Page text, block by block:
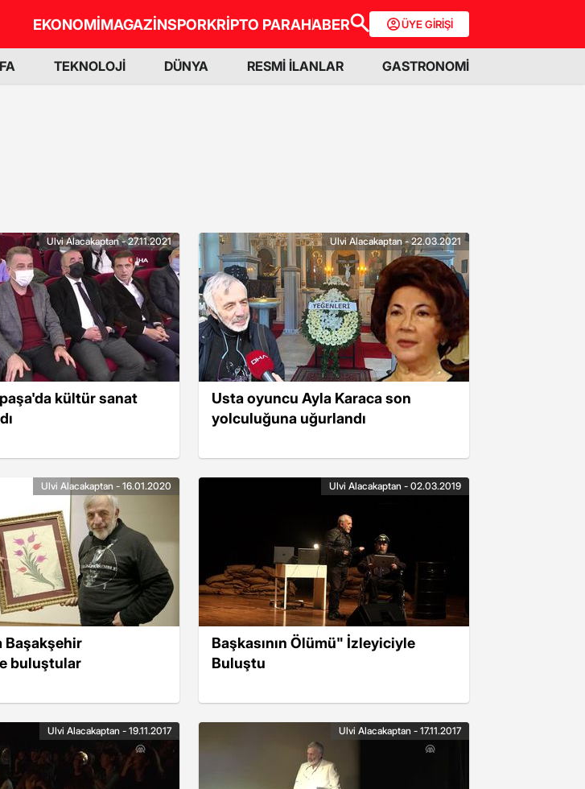
EKONOMİMAGAZİNSPORKRİPTO PARAHABER ÜYE GİRİŞİ
TEKNOLOJİ DÜNYA RESMİ İLANLAR GASTRONOMİ
kültür sanat
Ulvi Alacakaptan - 27.11.2021
Usta oyuncu Ayla Karaca son
yolculuğuna uğurlandı
Ulvi Alacakaptan - 22.03.2021
Başakşehir
buluştular
Ulvi Alacakaptan - 16.01.2020
Başkasının Ölümü" İzleyiciyle
Buluştu
Ulvi Alacakaptan - 02.03.2019
Ulvi Alacakaptan - 19.11.2017 Ulvi Alacakaptan - 17.11.2017